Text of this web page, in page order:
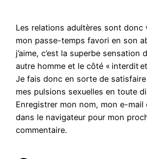
Les relations adultères sont donc
mon passe-temps favori en son
j’aime, c’est la superbe sensation
autre homme et le côté « interdit
Je fais donc en sorte de
mes pulsions sexuelles en toute
Enregistrer mon nom, mon e-mail
dans le navigateur pour mon
commentaire.